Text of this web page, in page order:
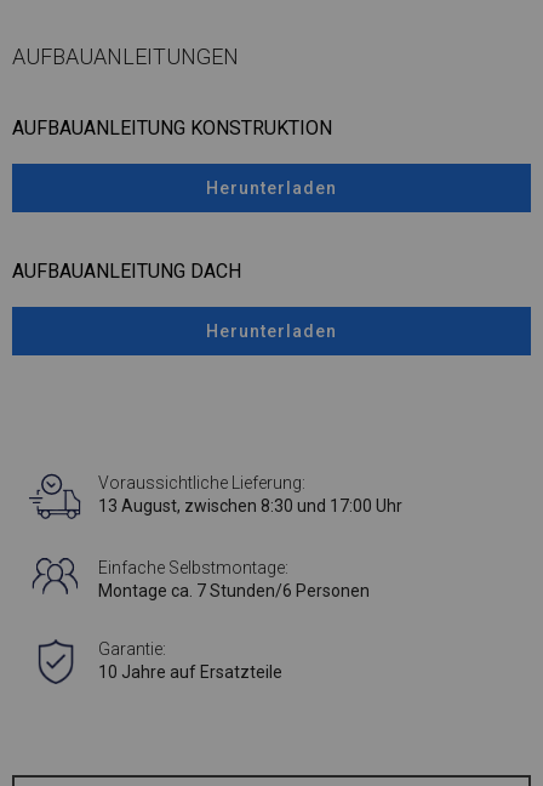
AUFBAUANLEITUNGEN
AUFBAUANLEITUNG KONSTRUKTION
Herunterladen
AUFBAUANLEITUNG DACH
Herunterladen
Voraussichtliche Lieferung:
13 August, zwischen 8:30 und 17:00 Uhr
Einfache Selbstmontage:
Montage ca. 7 Stunden/6 Personen
Garantie:
10 Jahre auf Ersatzteile